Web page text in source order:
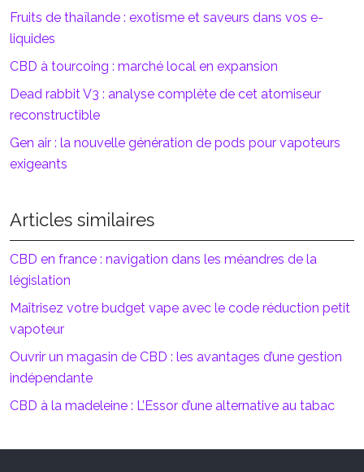
Fruits de thaïlande : exotisme et saveurs dans vos e-
liquides
CBD à tourcoing : marché local en expansion
Dead rabbit V3 : analyse complète de cet atomiseur
reconstructible
Gen air : la nouvelle génération de pods pour vapoteurs
exigeants
Articles similaires
CBD en france : navigation dans les méandres de la
législation
Maîtrisez votre budget vape avec le code réduction petit
vapoteur
Ouvrir un magasin de CBD : les avantages d’une gestion
indépendante
CBD à la madeleine : L’Essor d’une alternative au tabac